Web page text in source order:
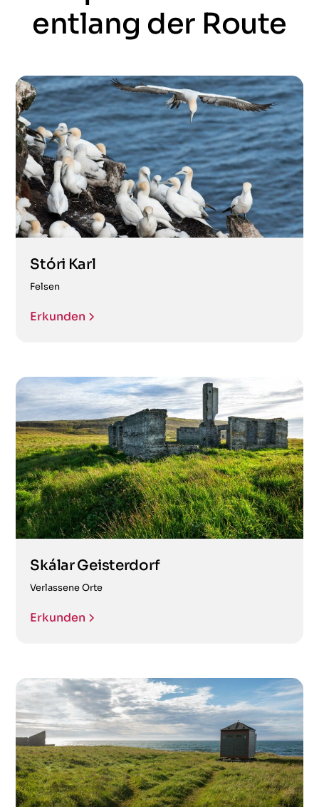
entlang der Route
Stóri Karl
Felsen
Erkunden
Skálar Geisterdorf
Verlassene Orte
Erkunden